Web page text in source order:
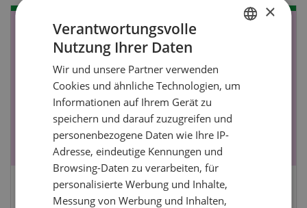
NOV
-
JAN
28
Fachkurs Aquakultur
×
Verantwortungsvolle
Nutzung Ihrer Daten
Wir und unsere Partner verwenden
Cookies und ähnliche Technologien, um
Informationen auf Ihrem Gerät zu
speichern und darauf zuzugreifen und
personenbezogene Daten wie Ihre IP-
Adresse, eindeutige Kennungen und
Browsing-Daten zu verarbeiten, für
personalisierte Werbung und Inhalte,
Messung von Werbung und Inhalten,